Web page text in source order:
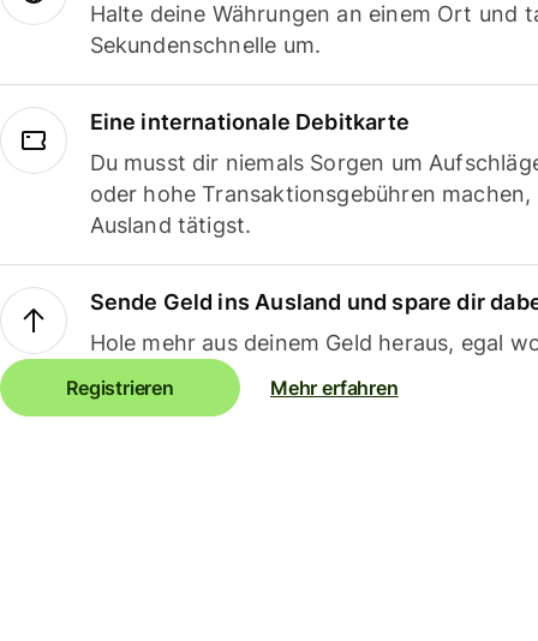
Halte deine Währungen an einem Ort und
Sekundenschnelle um.
Eine internationale Debitkarte
Du musst dir niemals Sorgen um
oder hohe Transaktionsgebühren
Ausland tätigst.
Sende Geld ins Ausland und spare dir
Hole mehr aus deinem Geld heraus, egal
Registrieren Mehr erfahren